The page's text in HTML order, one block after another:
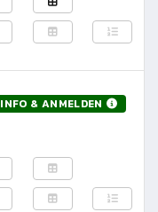
INFO & ANMELDEN